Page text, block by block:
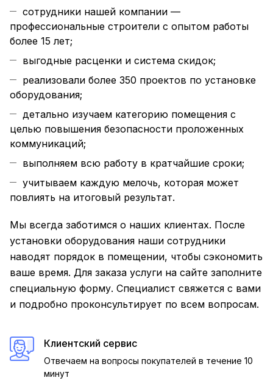
сотрудники нашей компании —
профессиональные строители с опытом работы
более 15 лет;
выгодные расценки и система скидок;
реализовали более 350 проектов по установке
оборудования;
детально изучаем категорию помещения с
целью повышения безопасности проложенных
коммуникаций;
выполняем всю работу в кратчайшие сроки;
учитываем каждую мелочь, которая может
повлиять на итоговый результат.
Мы всегда заботимся о наших клиентах. После
установки оборудования наши сотрудники
наводят порядок в помещении, чтобы сэкономить
ваше время. Для заказа услуги на сайте заполните
специальную форму. Специалист свяжется с вами
и подробно проконсультирует по всем вопросам.
Клиентский сервис
Отвечаем на вопросы покупателей в течение 10
минут